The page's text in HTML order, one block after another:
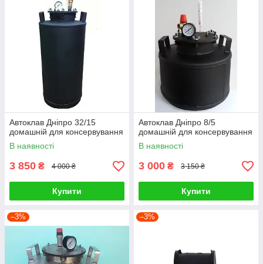
Автоклав Дніпро 32/15
домашній для консервування
В наявності
3 850 ₴ 4 000 ₴
Купити
Автоклав Дніпро 8/5
домашній для консервування
В наявності
3 000 ₴ 3 150 ₴
Купити
–3% –3%